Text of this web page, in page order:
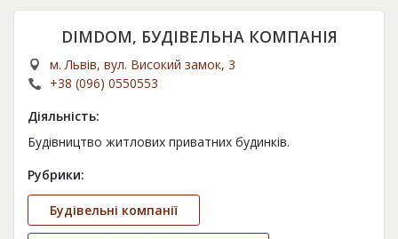
DIMDOM, БУДІВЕЛЬНА КОМПАНІЯ
м. Львів, вул. Високий замок, 3
+38 (096) 0550553
Діяльність:
Будівництво житлових приватних будинків.
Рубрики:
Будівельні компанії